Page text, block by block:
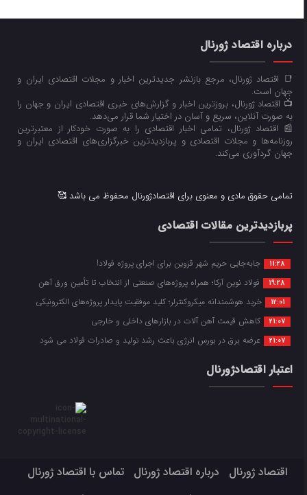
درباره اقتصاد ژورنال
📑 اقتصاد ژورنال، مرجع بازنشر جدیدترین اخبار و مجلات اقتصادی ایران و
جهان است.
📺 اقتصاد ژورنال، بروزترین اخبار و گزارش‌های خبری اقتصادی ایران و جهان را
به صورت آنلاین، سریع و آسان در اختیار شما قرار می‌‌دهد.
📰 اقتصاد ژورنال، تمامی اخبار اقتصادی را به صورت خودکار از معتبرترین
روزنامه‌ها و مجلات اقتصادی و پربازدیدترین خبرگزاری‌های اقتصادی ایران و
جهان گردآوری می‌کند.
تمامی حقوق مادی و معنوی برای اقتصادژورنال محفوظ می باشد 🥰
پربازدیدترین مقالات اقتصادی
11:28 جابه‌جایی حریم شهر قزوین برای اجرای پروژه فولاد!
19:28 فولاد نوین آرکا؛ همراه پروژه‌های صنعتی از انتخاب تا تأمین ورق آهن
12:01 خرید هوشمندانه میکروکنترلر؛ کلید موفقیت پایدار پروژه‌های الکترونیکی
21:07 کاهش قیمت آهن آلات در بازارهای داخلی و خارجی
21:07 عرضه برق در بورس انرژی باعث رشد تولید و صادرات فولاد می شود
اعتبار اقتصادژورنال
اقتصاد ژورنال درباره اقتصاد ژورنال
تماس با اقتصاد ژورنال